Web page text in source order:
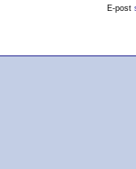
E-post